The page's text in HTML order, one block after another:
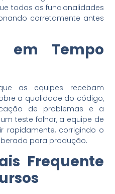
todas as funcionalidades
corretamente antes
em Tempo
as equipes recebam
a qualidade do código,
de problemas e a
teste falhar, a equipe de
rapidamente, corrigindo o
para produção.
Frequente